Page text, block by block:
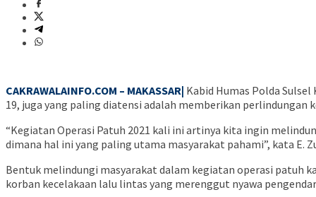
CAKRAWALAINFO.COM – MAKASSAR| Kabid Humas Polda
19, juga yang paling diatensi adalah memberikan perlindungan
“Kegiatan Operasi Patuh 2021 kali ini artinya kita ingin
dimana hal ini yang paling utama masyarakat pahami”, kata E.
Bentuk melindungi masyarakat dalam kegiatan operasi patuh
korban kecelakaan lalu lintas yang merenggut nyawa